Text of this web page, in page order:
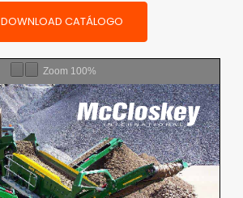
DOWNLOAD CATÁLOGO
Zoom 100%